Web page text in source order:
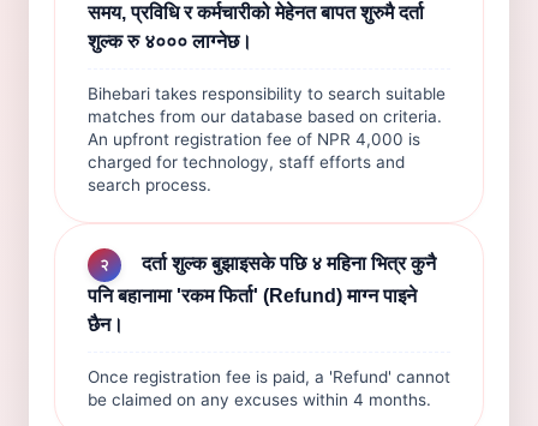
समय, प्रविधि र कर्मचारीको मेहेनत बापत शुरुमै दर्ता
शुल्क रु ४००० लाग्नेछ।
Bihebari takes responsibility to search suitable
matches from our database based on criteria.
An upfront registration fee of NPR 4,000 is
charged for technology, staff efforts and
search process.
२
दर्ता शुल्क बुझाइसके पछि ४ महिना भित्र कुनै
पनि बहानामा 'रकम फिर्ता' (Refund) माग्न पाइने
छैन।
Once registration fee is paid, a 'Refund' cannot
be claimed on any excuses within 4 months.